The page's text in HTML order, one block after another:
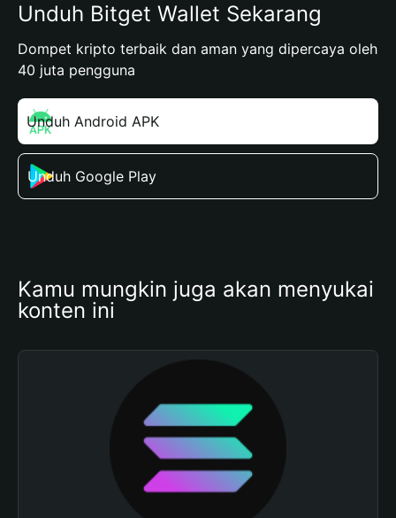
Unduh Bitget Wallet Sekarang
Dompet kripto terbaik dan aman yang dipercaya oleh
40 juta pengguna
Unduh Android APK
Unduh Google Play
Kamu mungkin juga akan menyukai
konten ini